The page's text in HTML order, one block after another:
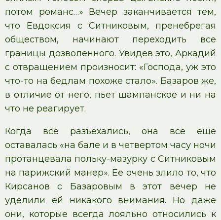
потом романс…» Вечер заканчивается тем,
что Евдоксия с Ситниковым, пренебрегая
обществом, начинают переходить все
границы дозволенного. Увидев это, Аркадий
с отвращением произносит: «Господа, уж это
что-то на бедлам похоже стало». Базаров же,
в отличие от него, пьет шампанское и ни на
что не реагирует.
Когда все разъехались, она все еще
оставалась «на бале и в четвертом часу ночи
протанцевала польку-мазурку с Ситниковым
на парижский манер». Ее очень злило то, что
Кирсанов с Базаровым в этот вечер не
уделили ей никакого внимания. Но даже
они, которые всегда лояльно относились к